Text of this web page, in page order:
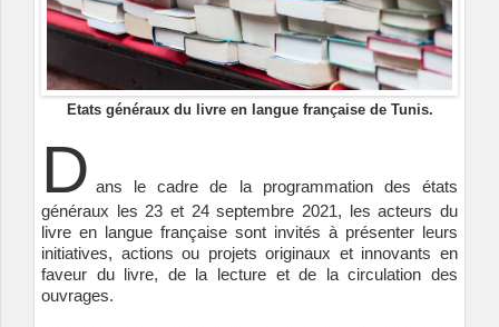
Etats généraux du livre en langue française de Tunis.
D ans le cadre de la programmation des états
généraux les 23 et 24 septembre 2021, les acteurs du
livre en langue française sont invités à présenter leurs
initiatives, actions ou projets originaux et innovants en
faveur du livre, de la lecture et de la circulation des
ouvrages.